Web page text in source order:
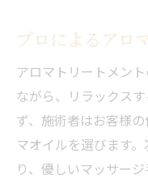
アロマとメ
自分へのご
特別な日に
ト
非日常を感
プロによるアロ
アロマトリートメン
ながら、リラックス
ず、施術者はお客様
マオイルを選びます
り、優しいマッサー